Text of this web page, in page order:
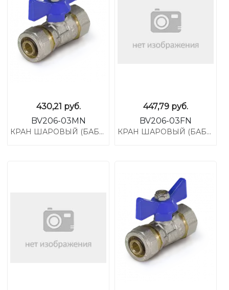
430,21 руб.
BV206-03MN
КРАН ШАРОВЫЙ (БАБОЧКА) ДЛЯ МП ТРУБ ,3/4 НР *20 ЦАНГА
447,79 руб.
BV206-03FN
КРАН ШАРОВЫЙ (БАБОЧКА) ДЛЯ МП ТРУБ ,3/4 ВН *20 ЦАНГА